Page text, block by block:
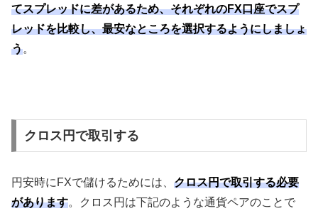
てスプレッドに差があるため、それぞれのFX口座でスプ
レッドを比較し、最安なところを選択するようにしましょ
う。
クロス円で取引する
円安時に FXで儲けるためには、 クロス円で取引する必要
があります。クロス円は下記のような通貨ペアのことで